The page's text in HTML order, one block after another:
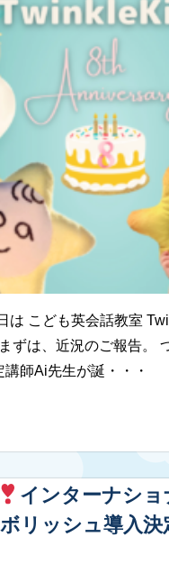
は こども英会話教室
まずは、近況のご報告。
講師Ai先生が誕・・・
インターナシ
リッシュ導入決